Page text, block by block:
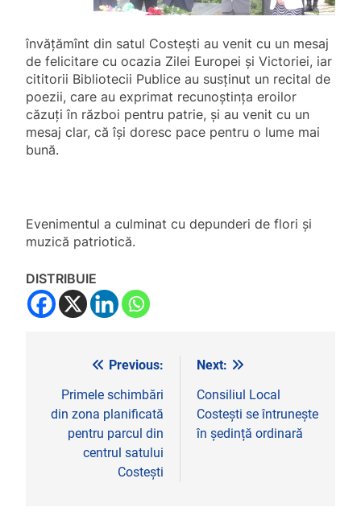
învățămînt din satul Costești au venit cu un mesaj
de felicitare cu ocazia Zilei Europei și Victoriei, iar
cititorii Bibliotecii Publice au susținut un recital de
poezii, care au exprimat recunoștința eroilor
căzuți în război pentru patrie, și au venit cu un
mesaj clar, că își doresc pace pentru o lume mai
bună.
Evenimentul a culminat cu depunderi de flori și
muzică patriotică.
DISTRIBUIE
Navigare
articole
Previous:
Primele schimbări
din zona planificată
pentru parcul din
centrul satului
Costești
Next:
Consiliul Local
Costești se întrunește
în ședință ordinară